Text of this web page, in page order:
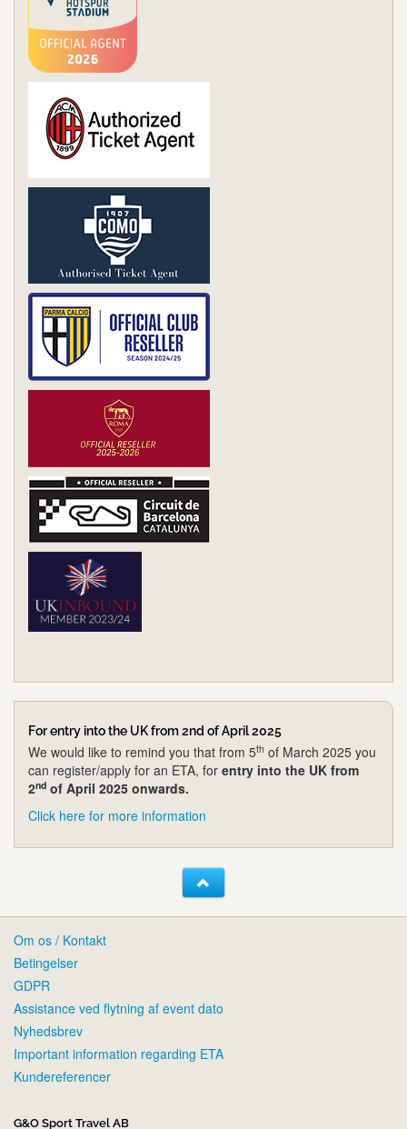
For entry into the UK from 2nd of April 2025
We would like to remind you that from 5th of March 2025 you
can register/apply for an ETA, for entry into the UK from
2nd of April 2025 onwards.
Click here for more information
Om os / Kontakt
Betingelser
GDPR
Assistance ved flytning af event dato
Nyhedsbrev
Important information regarding ETA
Kundereferencer
G&O Sport Travel AB